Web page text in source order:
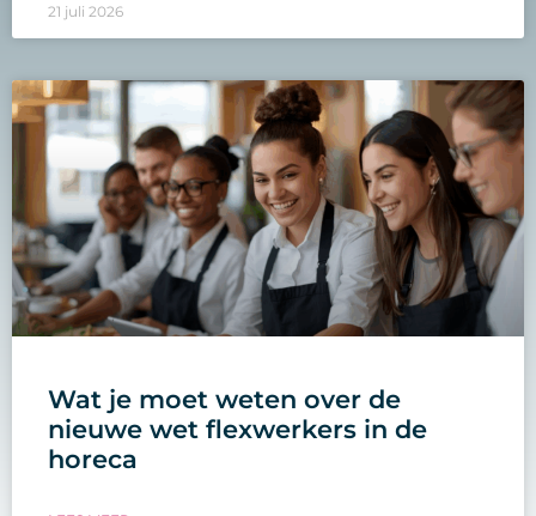
21 juli 2026
Wat je moet weten over de
nieuwe wet flexwerkers in de
horeca